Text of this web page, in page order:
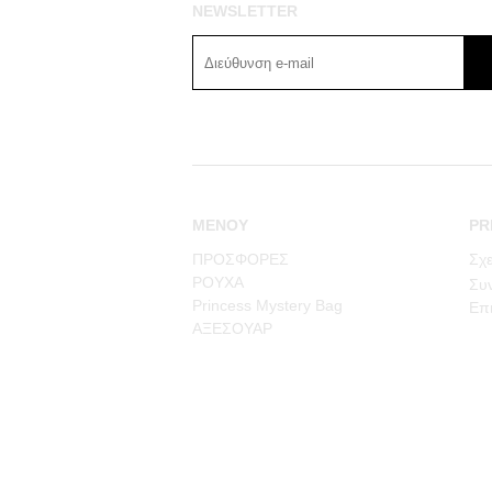
NEWSLETTER
ΜΕΝΟΥ
ΠΡΟΣΦΟΡΕΣ
ΡΟΥΧΑ
Princess Mystery Bag
ΑΞΕΣΟΥΑΡ